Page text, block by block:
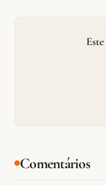
Comentários